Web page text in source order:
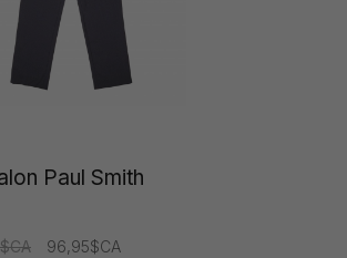
Paul Smith
96,95$CA